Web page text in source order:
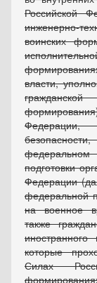
Российской
инженерно-
воинских
власти,
федеральном
подготовки
Федерации
федеральной
на военное
также
которые
Силах